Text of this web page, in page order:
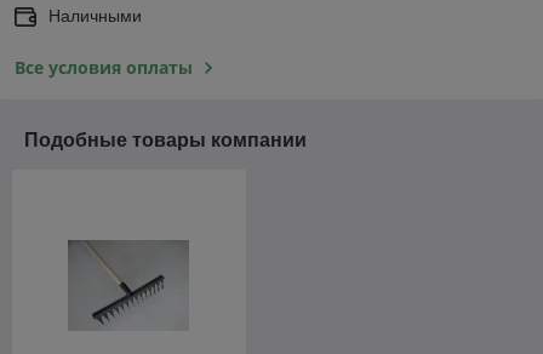
Наличными
Все условия оплаты
Подобные товары компании